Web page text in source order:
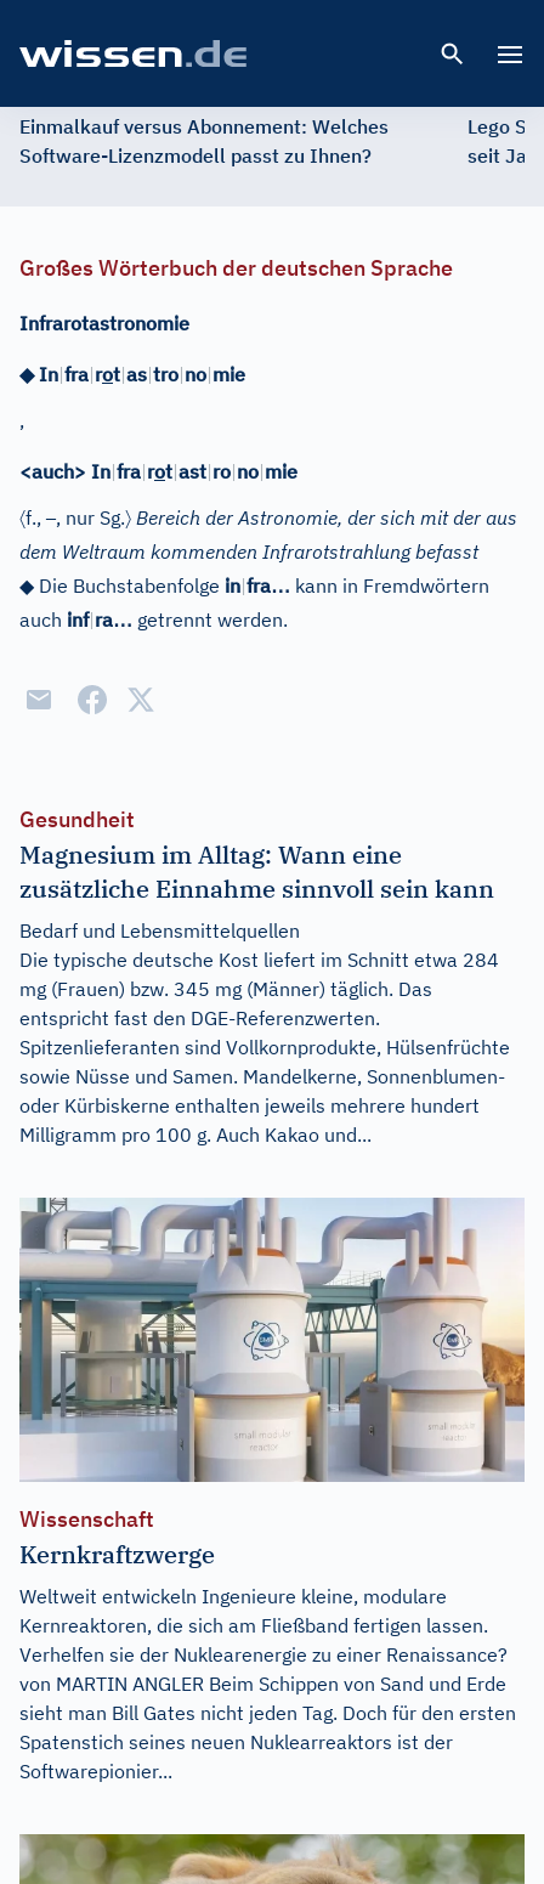
Einmalkauf versus Abonnement: Welches
Software-Lizenzmodell passt zu Ihnen?
Lego
seit
Großes Wörterbuch der deutschen Sprache
Infrarotastronomie
◆In|fra|rot|as|tro|no|mie
,
<auch> In|fra|rot|ast|ro|no|mie
〈f.,–, nur Sg.〉 Bereich der Astronomie, der sich mit der aus
dem Weltraum kommenden Infrarotstrahlung befasst
◆ Die Buchstabenfolge in|fra… kann in Fremdwörtern
auch inf|ra… getrennt werden.
Gesundheit
Magnesium im Alltag: Wann eine
zusätzliche Einnahme sinnvoll sein kann
Bedarf und Lebensmittelquellen
Die typische deutsche Kost liefert im Schnitt etwa 284
mg (Frauen) bzw. 345 mg (Männer) täglich. Das
entspricht fast den DGE-Referenzwerten.
Spitzenlieferanten sind Vollkornprodukte, Hülsenfrüchte
sowie Nüsse und Samen. Mandelkerne, Sonnenblumen-
oder Kürbiskerne enthalten jeweils mehrere hundert
Milligramm pro 100 g. Auch Kakao und...
Wissenschaft
Kernkraftzwerge
Weltweit entwickeln Ingenieure kleine, modulare
Kernreaktoren, die sich am Fließband fertigen lassen.
Verhelfen sie der Nuklearenergie zu einer Renaissance?
von MARTIN ANGLER Beim Schippen von Sand und Erde
sieht man Bill Gates nicht jeden Tag. Doch für den ersten
Spatenstich seines neuen Nuklearreaktors ist der
Softwarepionier...